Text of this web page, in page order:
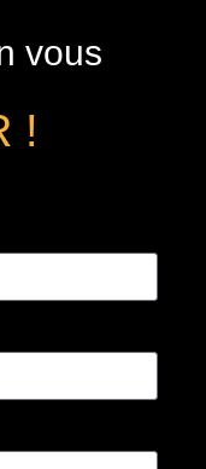
vous
!